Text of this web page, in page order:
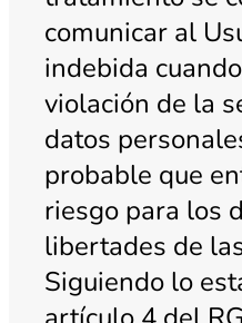
comunicar al
indebida
violación de la
datos
probable que
riesgo para los
libertades de
Siguiendo lo